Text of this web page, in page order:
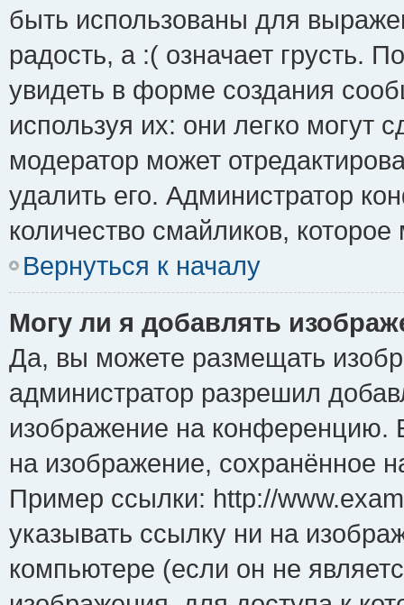
быть использованы для
радость, а :( означает грусть.
увидеть в форме создания
используя их: они легко могут
модератор может
удалить его. Администратор
количество смайликов,
Вернуться к началу
Могу ли я добавлять
Да, вы можете размещать
администратор разрешил
изображение на конференцию.
на изображение, сохранённое
Пример ссылки: http://
указывать ссылку ни на
компьютере (если он не